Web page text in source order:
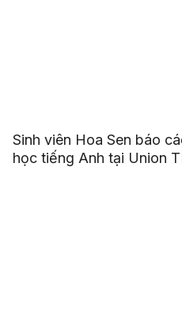
Sinh viên Hoa Sen báo
học tiếng Anh tại Union